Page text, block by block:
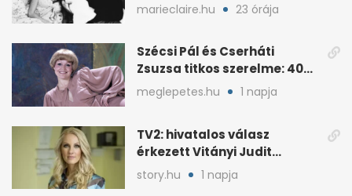
nagymamájára hasonlít
marieclaire.hu 23 órája
Szécsi Pál és Cserháti
Zsuzsa titkos szerelme: 40
év után derült ki
meglepetes.hu 1 napja
TV2: hivatalos válasz
érkezett Vitányi Judit
további szerepéről
story.hu 1 napja